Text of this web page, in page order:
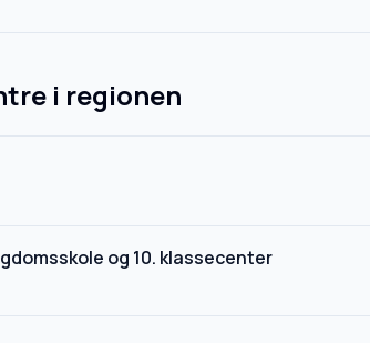
i regionen
og 10. klassecenter